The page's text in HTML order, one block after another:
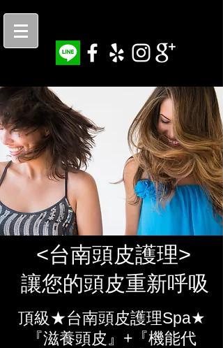
<台南頭皮護理>
讓您的頭皮重新呼吸
頂級★台南頭皮護理Spa★
『滋養頭皮』+『機能代